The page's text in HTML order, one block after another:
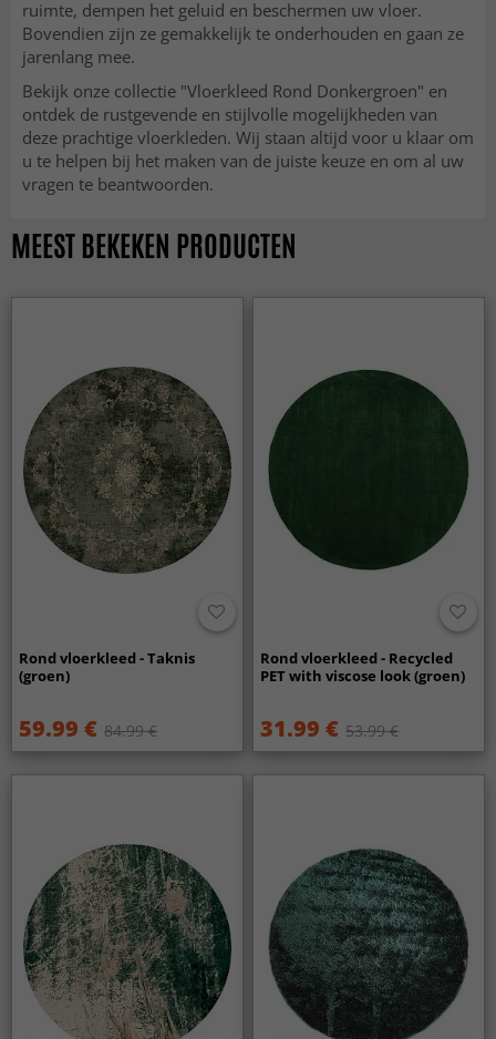
ruimte, dempen het geluid en beschermen uw vloer.
Bovendien zijn ze gemakkelijk te onderhouden en gaan ze
jarenlang mee.
Bekijk onze collectie "Vloerkleed Rond Donkergroen" en
ontdek de rustgevende en stijlvolle mogelijkheden van
deze prachtige vloerkleden. Wij staan altijd voor u klaar om
u te helpen bij het maken van de juiste keuze en om al uw
vragen te beantwoorden.
MEEST BEKEKEN PRODUCTEN
Rond vloerkleed - Taknis
(groen)
59.99 € 84.99 €
Rond vloerkleed - Recycled
PET with viscose look (groen)
31.99 € 53.99 €